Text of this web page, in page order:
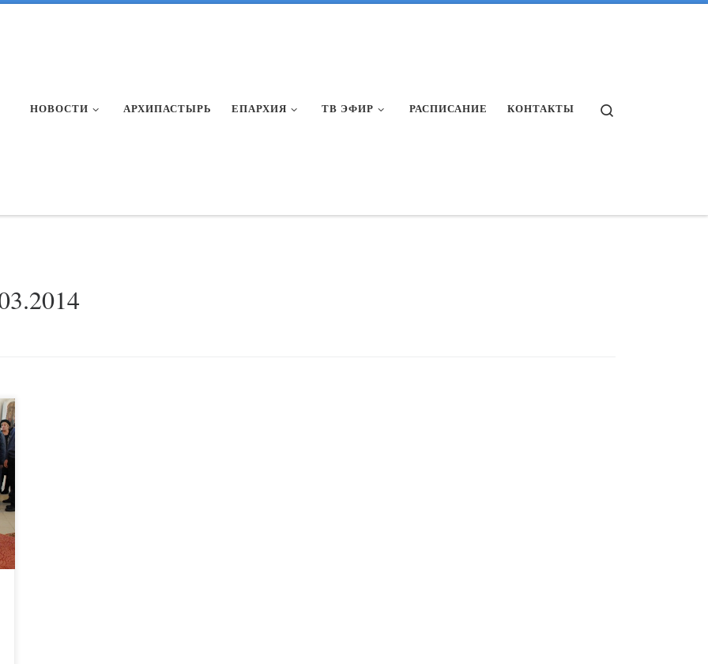
НОВОСТИ АРХИПАСТЫРЬ ЕПАРХИЯ ТВ ЭФИР РАСПИСАНИЕ КОНТАКТЫ